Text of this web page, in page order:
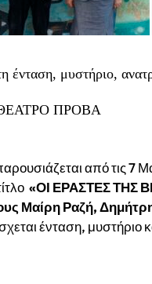
ένταση, μυστήριο,
ΘΕΑΤΡΟ ΠΡΟΒΑ
από τις 7
«ΟΙ ΕΡΑΣΤΕΣ ΤΗΣ
Μαίρη Ραζή,
ένταση, μυστήριο